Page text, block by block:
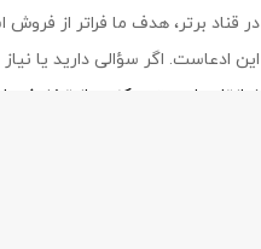
در قناد برتر، هدف ما فراتر از
این ادعاست. اگر سؤالی دارید یا
نیازتان را جستجو کنید، از